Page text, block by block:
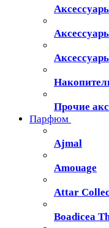
Прочие
Парфюм
Ajmal
Amouage
Attar
Boadicea